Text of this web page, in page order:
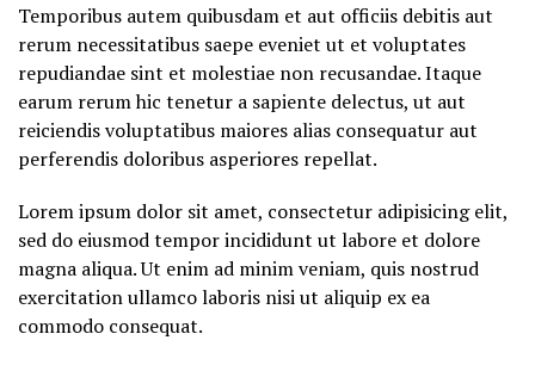
Temporibus autem quibusdam et aut officiis debitis aut
rerum necessitatibus saepe eveniet ut et voluptates
repudiandae sint et molestiae non recusandae. Itaque
earum rerum hic tenetur a sapiente delectus, ut aut
reiciendis voluptatibus maiores alias consequatur aut
perferendis doloribus asperiores repellat.
Lorem ipsum dolor sit amet, consectetur adipisicing elit,
sed do eiusmod tempor incididunt ut labore et dolore
magna aliqua. Ut enim ad minim veniam, quis nostrud
exercitation ullamco laboris nisi ut aliquip ex ea
commodo consequat.